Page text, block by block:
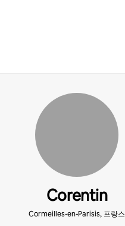
Corentin
Cormeilles-en-Parisis, 프랑스